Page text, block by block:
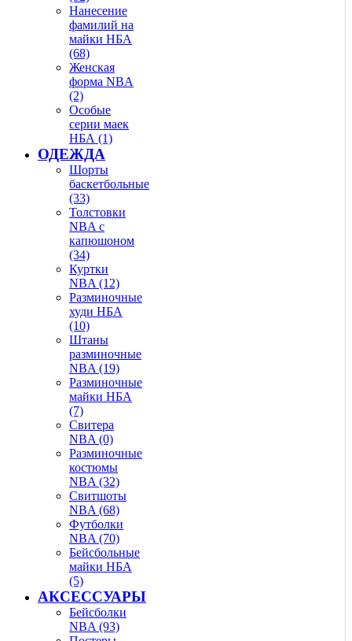
Нанесение
фамилий на
майки НБА
(68)
Женская
форма NBA
(2)
Особые
серии маек
НБА (1)
ОДЕЖДА
Шорты
баскетбольные
(33)
Толстовки
NBA с
капюшоном
(34)
Куртки
NBA (12)
Разминочные
худи НБА
(10)
Штаны
разминочные
NBA (19)
Разминочные
майки НБА
(7)
Свитера
NBA (0)
Разминочные
костюмы
NBA (32)
Свитшоты
NBA (68)
Футболки
NBA (70)
Бейсбольные
майки НБА
(5)
АКСЕССУАРЫ
Бейсболки
NBA (93)